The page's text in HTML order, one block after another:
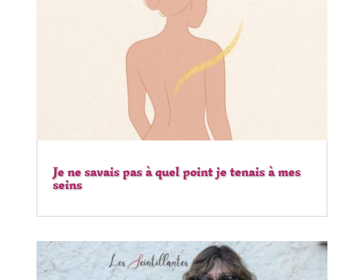
Je ne savais pas à quel point je tenais à mes
seins